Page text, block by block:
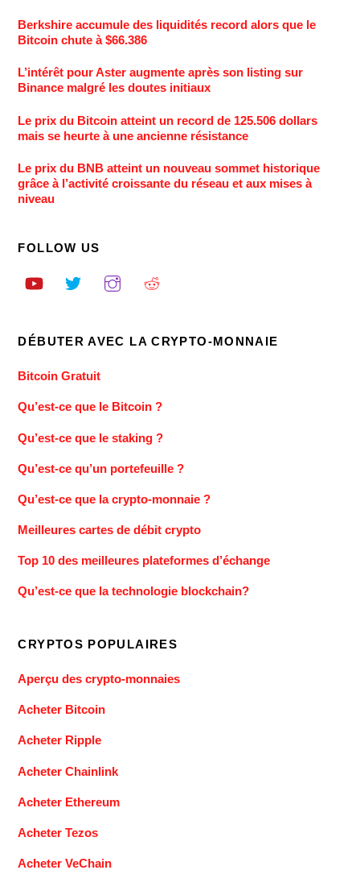
Berkshire accumule des liquidités record alors que le
Bitcoin chute à $66.386
L’intérêt pour Aster augmente après son listing sur
Binance malgré les doutes initiaux
Le prix du Bitcoin atteint un record de 125.506 dollars
mais se heurte à une ancienne résistance
Le prix du BNB atteint un nouveau sommet historique
grâce à l’activité croissante du réseau et aux mises à
niveau
FOLLOW US
DÉBUTER AVEC LA CRYPTO-MONNAIE
Bitcoin Gratuit
Qu’est-ce que le Bitcoin ?
Qu’est-ce que le staking ?
Qu’est-ce qu’un portefeuille ?
Qu’est-ce que la crypto-monnaie ?
Meilleures cartes de débit crypto
Top 10 des meilleures plateformes d’échange
Qu’est-ce que la technologie blockchain?
CRYPTOS POPULAIRES
Aperçu des crypto-monnaies
Acheter Bitcoin
Acheter Ripple
Acheter Chainlink
Acheter Ethereum
Acheter Tezos
Acheter VeChain